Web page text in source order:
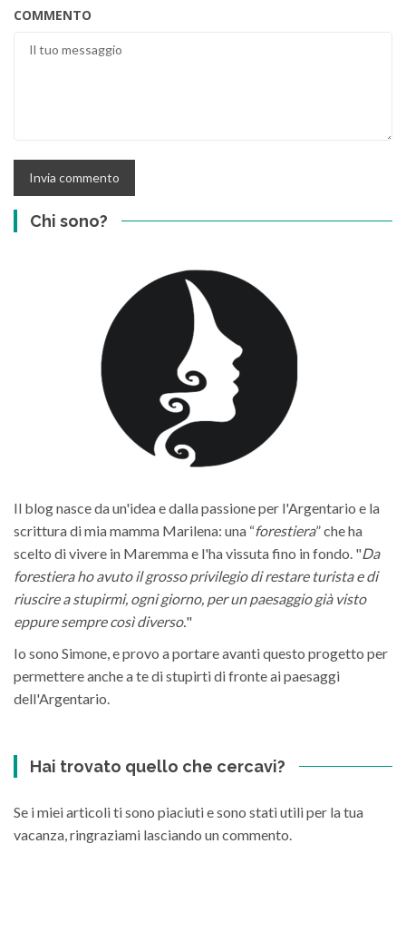
COMMENTO
Chi sono?
Il blog nasce da un'idea e dalla passione per l'Argentario e la
scrittura di mia mamma Marilena: una “forestiera” che ha
scelto di vivere in Maremma e l'ha vissuta fino in fondo. "Da
forestiera ho avuto il grosso privilegio di restare turista e di
riuscire a stupirmi, ogni giorno, per un paesaggio già visto
eppure sempre così diverso."
Io sono Simone, e provo a portare avanti questo progetto per
permettere anche a te di stupirti di fronte ai paesaggi
dell'Argentario.
Hai trovato quello che cercavi?
Se i miei articoli ti sono piaciuti e sono stati utili per la tua
vacanza, ringraziami lasciando un commento.